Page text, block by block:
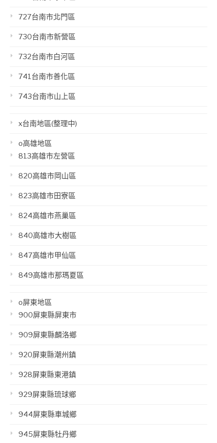
727台南市北門區
730台南市新營區
732台南市白河區
741台南市善化區
743台南市山上區
x台南地區(整理中)
o高雄地區
813高雄市左營區
820高雄市岡山區
823高雄市田寮區
824高雄市燕巢區
840高雄市大樹區
847高雄市甲仙區
849高雄市那瑪夏區
o屏東地區
900屏東縣屏東市
909屏東縣麟洛鄉
920屏東縣潮州鎮
928屏東縣東港鎮
929屏東縣琉球鄉
944屏東縣車城鄉
945屏東縣牡丹鄉